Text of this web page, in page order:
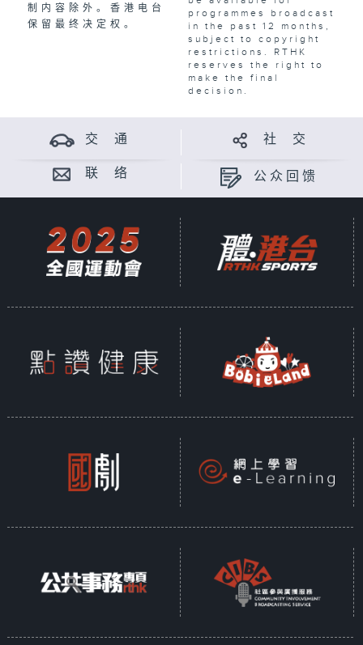
制内容除外。香港电台
保留最终决定权。
programmes broadcast
in the past 12 months,
subject to copyright
restrictions. RTHK
reserves the right to
make the final
decision.
交 通 社 交
联 络 公众回馈